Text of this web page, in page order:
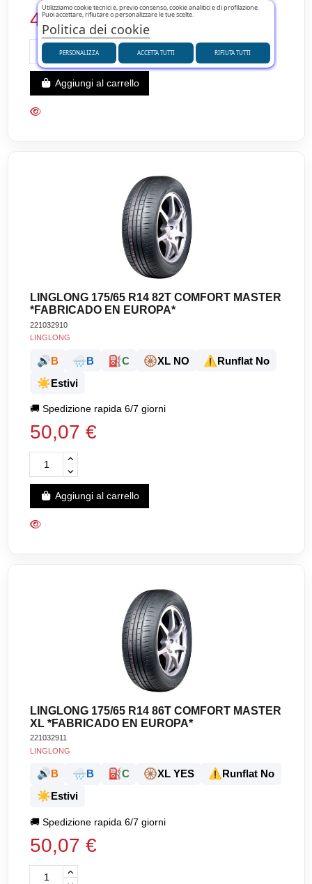
49,98 €
Aggiungi al carrello
LINGLONG 175/65 R14 82T COMFORT MASTER
*FABRICADO EN EUROPA*
221032910
LINGLONG
🔊B 🌧️B ⛽C 🛞XL NO ⚠️Runflat No
☀️Estivi
🚚Spedizione rapida 6/7 giorni
50,07 €
Aggiungi al carrello
LINGLONG 175/65 R14 86T COMFORT MASTER
XL *FABRICADO EN EUROPA*
221032911
LINGLONG
🔊B 🌧️B ⛽C 🛞XL YES ⚠️Runflat No
☀️Estivi
🚚Spedizione rapida 6/7 giorni
50,07 €
Utilizziamo cookie tecnici e, previo consenso, cookie analitici e di profilazione.
Puoi accettare, rifiutare o personalizzare le tue scelte.
Politica dei cookie
PERSONALIZZA RIFIUTA TUTTI
ACCETTA TUTTI